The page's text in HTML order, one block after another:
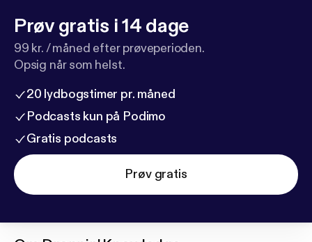
Prøv gratis i 14 dage
99 kr. / måned efter prøveperioden.
Opsig når som helst.
20 lydbogstimer pr. måned
Podcasts kun på Podimo
Gratis podcasts
Prøv gratis